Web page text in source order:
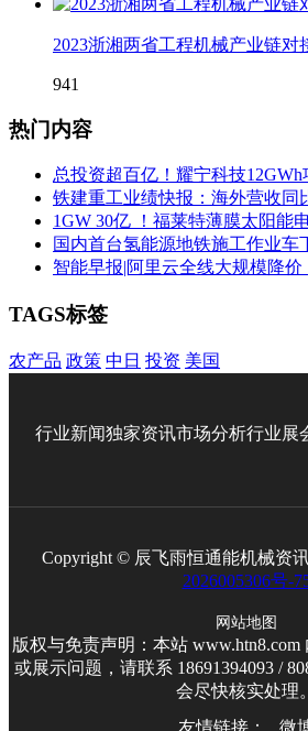
2023浙湘两省工程机械产业链对
941
热门内容
总投资超百亿！耀宁科技12GWh
铁建重工业绩快报：海外营收同
1GW 30亿 ！福莱特薄膜太阳能
国内首台氢能源地铁施工作业车
智能早报|阿里云全线大规模降价
TAGS标签
农产品 政策 中日 投资 美国
行业新闻独家资讯市场分析行业展
Copyright © 辰飞雨恒通能机械资
2026005306号-
网站地图
版权与免责声明：本站
或展示问题，请联系 18691394093 /
会尽快核实处理。
友情链接：
微